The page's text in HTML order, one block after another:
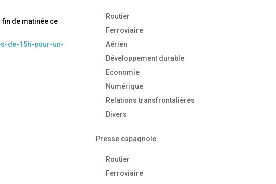
fin de matinée ce
de-15h-pour-un-
Routier
Ferroviaire
Aérien
Développement durable
Economie
Numérique
Relations transfrontalières
Divers
Presse espagnole
Routier
Ferroviaire